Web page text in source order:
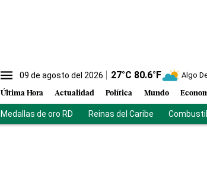
09 de agosto del 2026 27°C 80.6°F Algo
Última Hora Actualidad Política Mundo
Medallas de oro RD Reinas del Caribe